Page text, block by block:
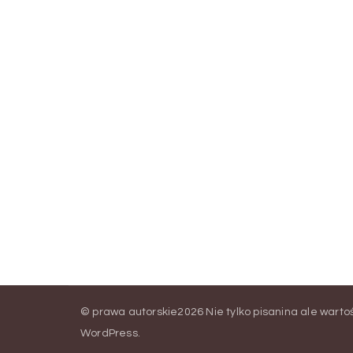
© prawa autorskie2026 Nie tylko pisanina ale
WordPress.